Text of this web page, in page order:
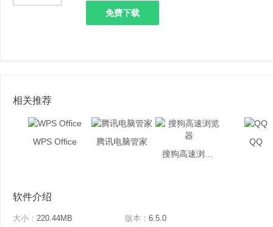
免费下载
相关推荐
WPS Office
腾讯电脑管家
QQ
软件介绍
大小： 220.44MB 版本： 6.5.0